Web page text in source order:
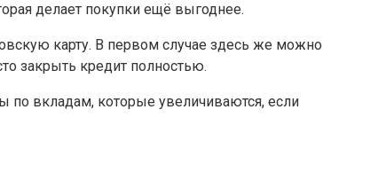
делает покупки ещё выгоднее.
карту. В первом случае здесь же можно
закрыть кредит полностью.
по вкладам, которые увеличиваются, если